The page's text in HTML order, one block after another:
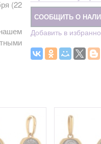
(22
СООБЩИТЬ О
Добавить в